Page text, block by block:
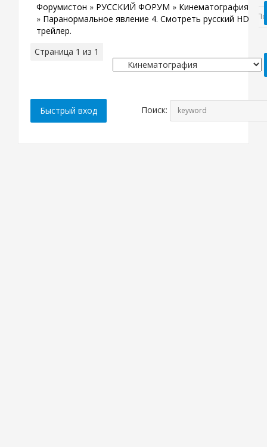
Форумистон » РУССКИЙ ФОРУМ » Кинематография
» Паранормальное явление 4. Смотреть русский HD
трейлер.
Страница 1 из 1
Поиск: